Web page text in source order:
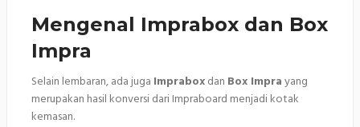
Mengenal Imprabox dan Box
Impra
Selain lembaran, ada juga Impraboxdan Box Imprayang
merupakan hasil konversi dari Impraboard menjadi kotak
kemasan.